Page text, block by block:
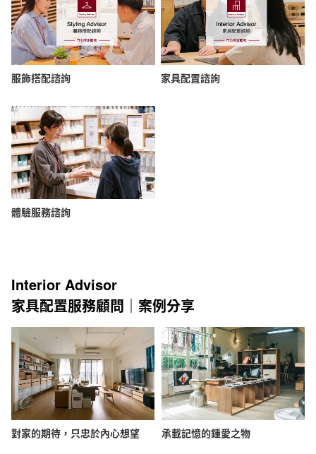
服飾搭配諮詢 家具配置諮詢
體驗服務諮詢
Interior Advisor
家具配置服務顧問｜案例分享
對家的期待，只忠於內心想望 承載記憶的鍾愛之物